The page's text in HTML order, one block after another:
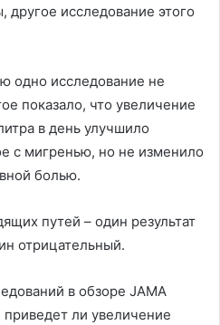
другое исследование этого
одно исследование не
показало, что увеличение
в день улучшило
с мигренью, но не изменило
болью.
путей – один результат
отрицательный.
в обзоре JAMA
ли увеличение